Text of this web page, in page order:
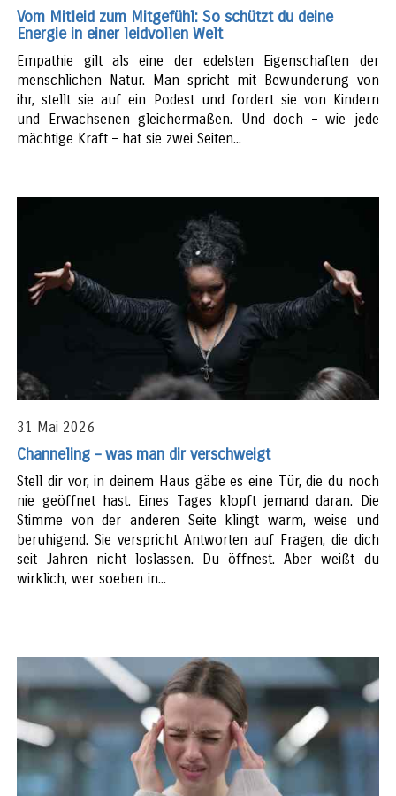
Vom Mitleid zum Mitgefühl: So schützt du deine
Energie in einer leidvollen Welt
Empathie gilt als eine der edelsten Eigenschaften der
menschlichen Natur. Man spricht mit Bewunderung von
ihr, stellt sie auf ein Podest und fordert sie von Kindern
und Erwachsenen gleichermaßen. Und doch – wie jede
mächtige Kraft – hat sie zwei Seiten...
31 Mai 2026
Channeling – was man dir verschweigt
Stell dir vor, in deinem Haus gäbe es eine Tür, die du noch
nie geöffnet hast. Eines Tages klopft jemand daran. Die
Stimme von der anderen Seite klingt warm, weise und
beruhigend. Sie verspricht Antworten auf Fragen, die dich
seit Jahren nicht loslassen. Du öffnest. Aber weißt du
wirklich, wer soeben in...